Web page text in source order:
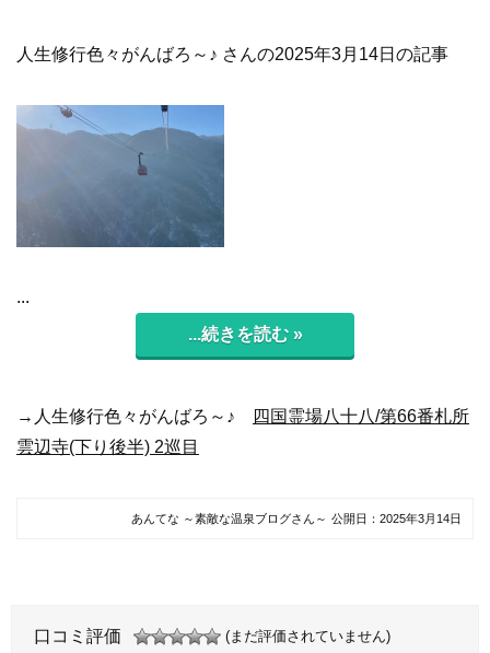
人生修行色々がんばろ～♪ さんの2025年3月14日の記事
...
...続きを読む »
→人生修行色々がんばろ～♪
四国霊場八十八/第66番札所
雲辺寺(下り後半) 2巡目
あんてな ～素敵な温泉ブログさん～ 公開日： 2025年3月14日
口コミ評価 (まだ評価されていません)